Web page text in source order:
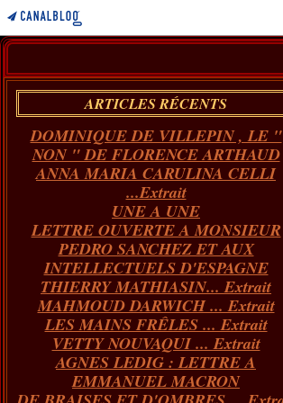
ARTICLES RÉCENTS
DOMINIQUE DE VILLEPIN , LE "
NON " DE FLORENCE ARTHAUD
ANNA MARIA CARULINA CELLI
...Extrait
UNE A UNE
LETTRE OUVERTE A MONSIEUR
PEDRO SANCHEZ ET AUX
INTELLECTUELS D'ESPAGNE
THIERRY MATHIASIN... Extrait
MAHMOUD DARWICH ... Extrait
LES MAINS FRÊLES ... Extrait
VETTY NOUVAQUI ... Extrait
AGNES LEDIG : LETTRE A
EMMANUEL MACRON